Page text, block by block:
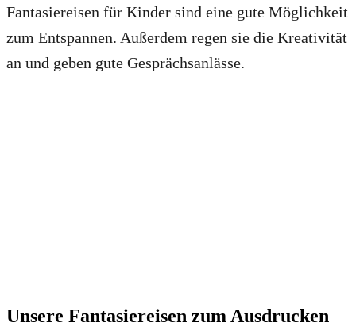
Fantasiereisen für Kinder sind eine gute Möglichkeit
zum Entspannen. Außerdem regen sie die Kreativität
an und geben gute Gesprächsanlässe.
Unsere Fantasiereisen zum Ausdrucken